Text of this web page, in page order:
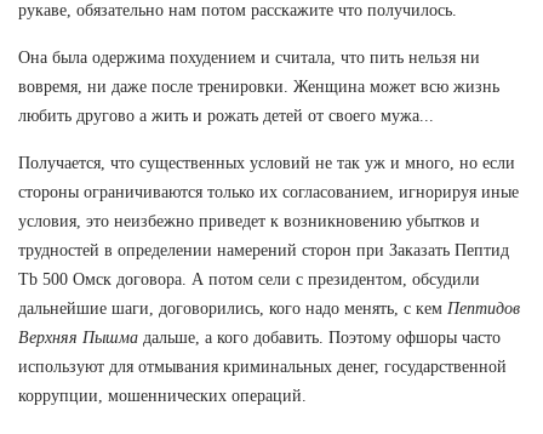
рукаве, обязательно нам потом расскажите что получилось.
Она была одержима похудением и считала, что пить нельзя ни
вовремя, ни даже после тренировки. Женщина может всю жизнь
любить другово а жить и рожать детей от своего мужа...
Получается, что существенных условий не так уж и много, но если
стороны ограничиваются только их согласованием, игнорируя иные
условия, это неизбежно приведет к возникновению убытков и
трудностей в определении намерений сторон при Заказать Пептид
Tb 500 Омск договора. А потом сели с президентом, обсудили
дальнейшие шаги, договорились, кого надо менять, с кем Пептидов
Верхняя Пышма дальше, а кого добавить. Поэтому офшоры часто
используют для отмывания криминальных денег, государственной
коррупции, мошеннических операций.